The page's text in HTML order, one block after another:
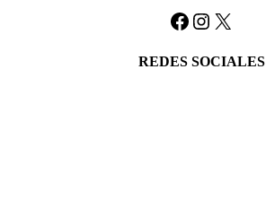
Facebook
Instagram
X
REDES SOCIALES